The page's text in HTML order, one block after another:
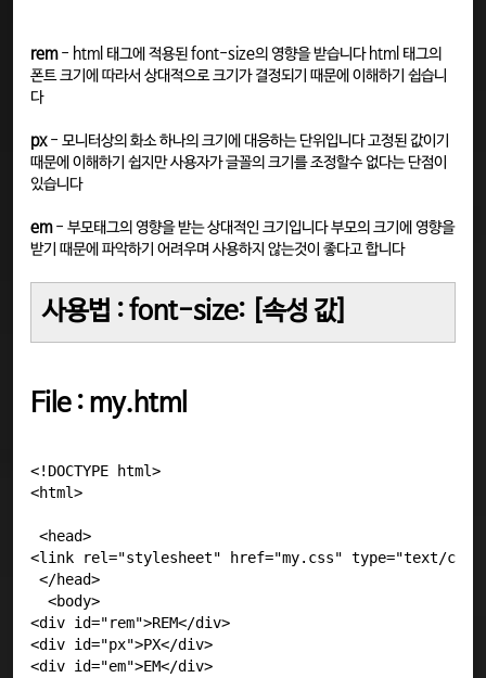
rem- html 태그에 적용된 font-size의 영향을 받습니다 html 태그의
폰트 크기에 따라서 상대적으로 크기가 결정되기 때문에 이해하기 쉽습니
다
px- 모니터상의 화소 하나의 크기에 대응하는 단위입니다 고정된 값이기
때문에 이해하기 쉽지만 사용자가 글꼴의 크기를 조정할수 없다는 단점이
있습니다
em- 부모태그의 영향을 받는 상대적인 크기입니다 부모의 크기에 영향을
받기 때문에 파악하기 어려우며 사용하지 않는것이 좋다고 합니다
사용법 : font-size: [속성 값]
File : my.html
<!DOCTYPE html>
<html>
<head>
<link rel="stylesheet" href="my.css" type="text/
</head>
<body>
<div id="rem">REM</div>
<div id="px">PX</div>
<div id="em">EM</div>